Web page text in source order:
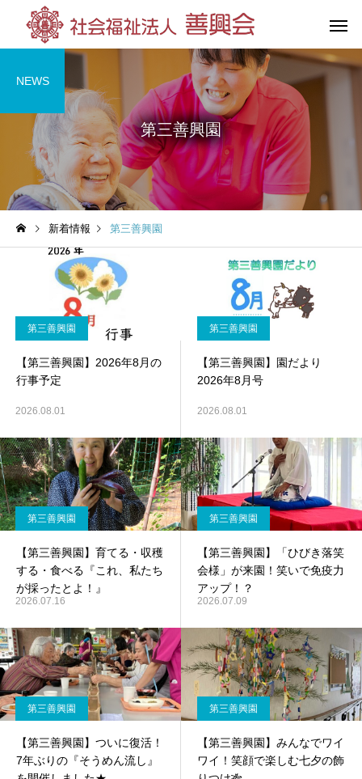
花の王善興園
（特別養護老人ホーム） （特別養護老人
グループホーム
杉の湯荘
（共同生活援助）
第三善興園
NEWS
新着情報 第三善興園
第三善興園
【第三善興園】2026年8月の
行事予定
2026.08.01
第三善興園
【第三善興園】園だより
2026年8月号
2026.08.01
第三善興園
【第三善興園】育てる・収穫
する・食べる『これ、私たち
が採ったとよ！』
2026.07.16
第三善興園
【第三善興園】「ひびき落笑
会様」が来園！笑いで免疫力
アップ！？
2026.07.09
第三善興園
【第三善興園】ついに復活！
7年ぶりの『そうめん流し』
第三善興園
【第三善興園】みんなでワイ
ワイ！笑顔で楽しむ七夕の飾